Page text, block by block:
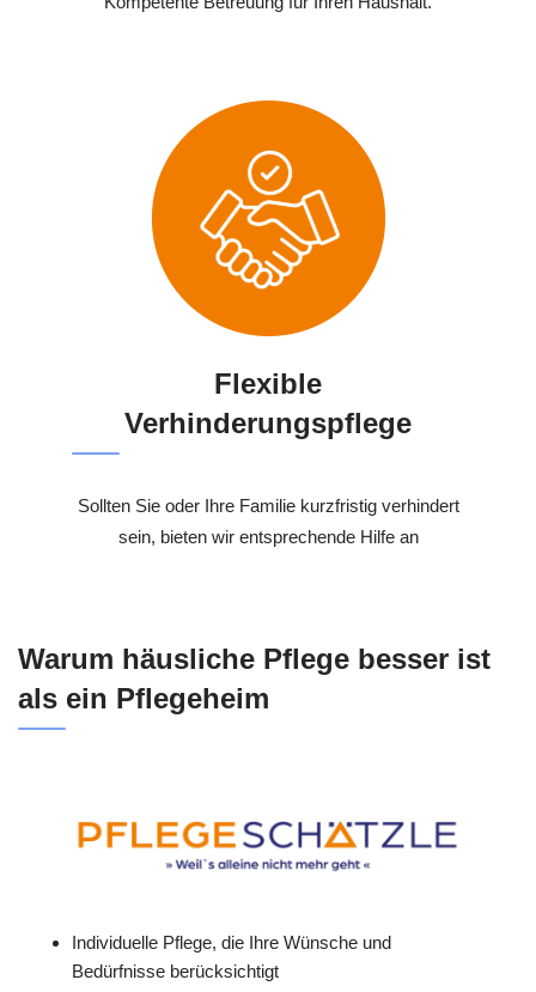
Flexible
Verhinderungspflege
Sollten Sie oder Ihre Familie kurzfristig verhindert
sein, bieten wir entsprechende Hilfe an
Warum häusliche Pflege besser ist
als ein Pflegeheim
Individuelle Pflege, die Ihre Wünsche und
Bedürfnisse berücksichtigt